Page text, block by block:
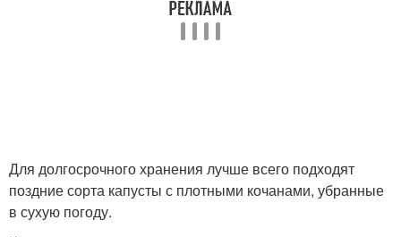
Для долгосрочного хранения лучше всего подходят
поздние сорта капусты с плотными кочанами, убранные
в сухую погоду.